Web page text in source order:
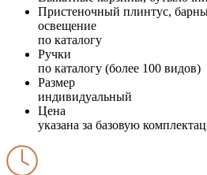
Пристеночный плинтус,
освещение
по каталогу
Ручки
по каталогу (более 100 видов)
Размер
индивидуальный
Цена
указана за базовую